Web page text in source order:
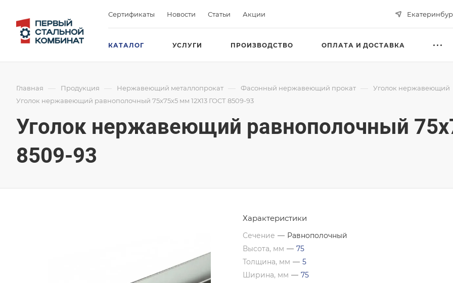
Сертификаты Новости Статьи Акции
КАТАЛОГ УСЛУГИ ПРОИЗВОДСТВО ОПЛАТА И ДОСТАВКА
Главная — Продукция — Нержавеющий металлопрокат — Фасонный нержавеющий прокат —
Уголок нержавеющий
Уголок нержавеющий равнополочный 75х75х5 мм 12Х13 ГОСТ 8509-93
Уголок нержавеющий равнополочный
8509-93
Характеристики
Сечение — Равнополочный
Высота, мм — 75
Толщина, мм — 5
Ширина, мм — 75